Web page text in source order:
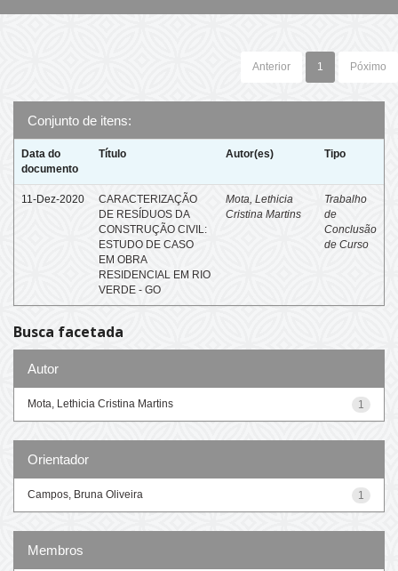
Anterior 1 Póximo
Conjunto de itens:
Data do
documento
Título Autor(es) Tipo
11-Dez-2020
CARACTERIZAÇÃO
DE RESÍDUOS DA
CONSTRUÇÃO CIVIL:
ESTUDO DE CASO
EM OBRA
RESIDENCIAL EM RIO
VERDE - GO
Mota, Lethicia
Cristina Martins
Trabalho
de
Conclusão
de Curso
Busca facetada
Autor
1
Mota, Lethicia Cristina Martins
Orientador
1
Campos, Bruna Oliveira
Membros